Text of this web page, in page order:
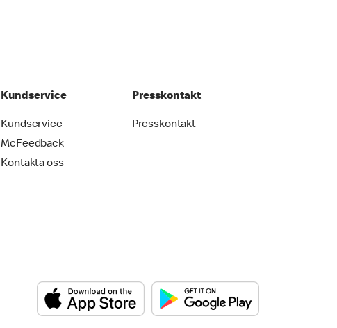
Kundservice
Kundservice
McFeedback
Kontakta oss
Presskontakt
Presskontakt